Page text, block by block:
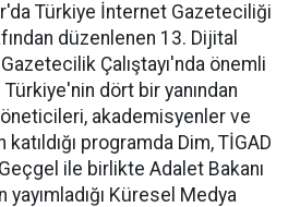
Türkiye İnternet Gazeteciliği
düzenlenen 13. Dijital
Çalıştayı'nda önemli
dört bir yanından
akademisyenler ve
programda Dim, TİGAD
ile birlikte Adalet Bakanı
yayımladığı Küresel Medya